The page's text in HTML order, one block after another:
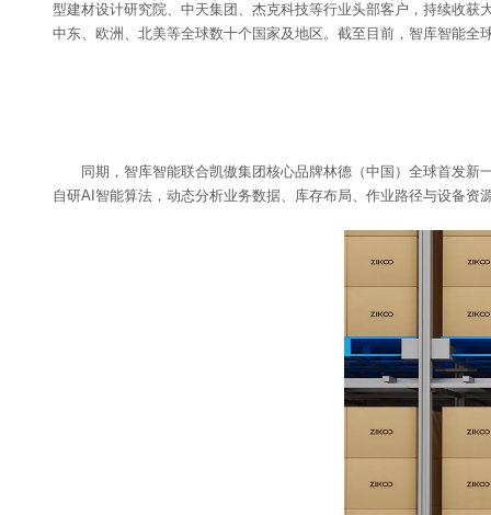
型建材设计研究院、中天集团、杰克科技等行业头部客户，持续收
中东、欧洲、北美等全球数十个国家及地区。截至目前，智库智能
同期，智库智能联合凯傲集团核心品牌林德（中国）全球首发
自研AI智能算法，动态分析业务数据、库存布局、作业路径与设备资